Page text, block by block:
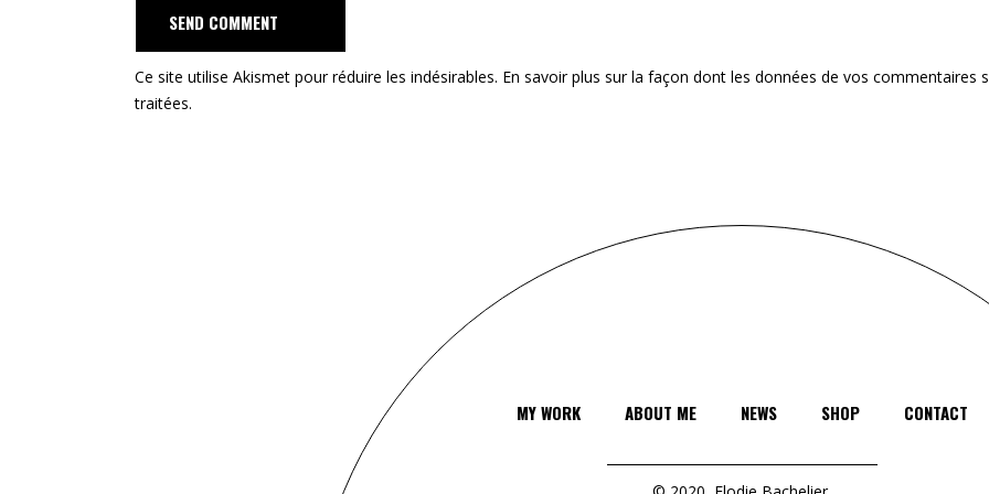
Ce site utilise Akismet pour réduire les indésirables. En savoir plus sur la façon dont les données de vos commentaires
traitées.
MY WORK ABOUT ME NEWS SHOP CONTACT